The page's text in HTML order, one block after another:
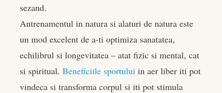
sezand.
Antrenamentul in natura si alaturi de natura este
un mod excelent de a-ti optimiza sanatatea,
echilibrul si longevitatea – atat fizic si mental, cat
si spiritual. Beneficiile sportului in aer liber iti pot
vindeca si transforma corpul si iti pot stimula